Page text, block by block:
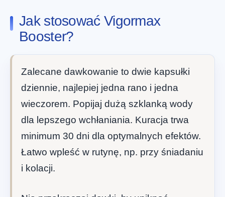
Jak stosować Vigormax
Booster?
Zalecane dawkowanie to dwie kapsułki
dziennie, najlepiej jedna rano i jedna
wieczorem. Popijaj dużą szklanką wody
dla lepszego wchłaniania. Kuracja trwa
minimum 30 dni dla optymalnych efektów.
Łatwo wpleść w rutynę, np. przy śniadaniu
i kolacji.